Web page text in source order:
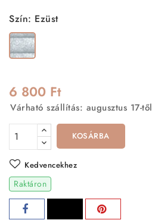
Szín: Ezüst
Ezüst
6 800 Ft
Várható szállítás: augusztus 17-től
KOSÁRBA
Kedvencekhez
Raktáron